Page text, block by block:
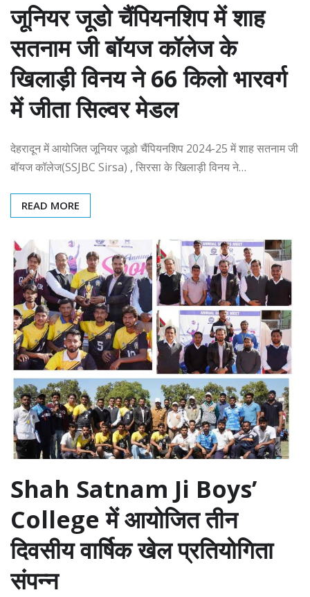
जूनियर जूडो चैंपियनशिप में शाह
सतनाम जी बॉयज कॉलेज के
खिलाड़ी विनय ने 66 किलो भारवर्ग
में जीता सिल्वर मेडल
देहरादून में आयोजित जूनियर जूडो चैंपियनशिप 2024-25 में शाह सतनाम जी
बॉयज कॉलेज(SSJBC Sirsa) , सिरसा के खिलाड़ी विनय ने…
READ MORE
Shah Satnam Ji Boys’
College में आयोजित तीन
दिवसीय वार्षिक खेल प्रतियोगिता
संपन्न